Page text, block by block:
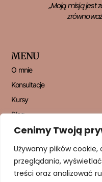
Cenimy Twoją
Używamy plików
przeglądania,
treści oraz analizować
„Moją misją jest
MENU
O mnie
Konsultacje
Kursy
Blog
Kontakt
NEWSLETTER